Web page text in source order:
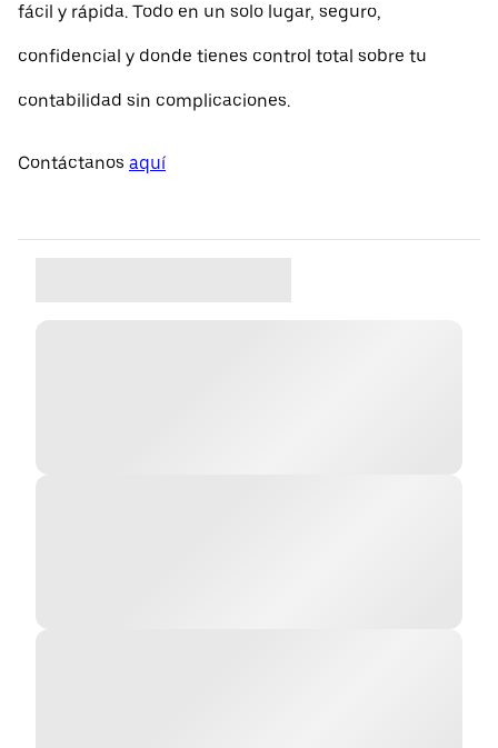
fácil y rápida. Todo en un solo lugar, seguro,
confidencial y donde tienes control total sobre tu
contabilidad sin complicaciones.
Contáctanos aquí